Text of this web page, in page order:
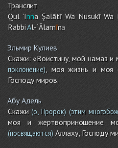
Транслит
Qul 'Inna Şalātī Wa Nusukī Wa
RabbiAl-`Ālamīna
Эльмир Кулиев
Скажи: «Воистину, мой намаз
поклонение), моя жизнь и моя
Господу миров.
Абу Адель
Скажи(о, Пророк)(этим
моя и жертвоприношение
(посвящаются)Аллаху, Господу